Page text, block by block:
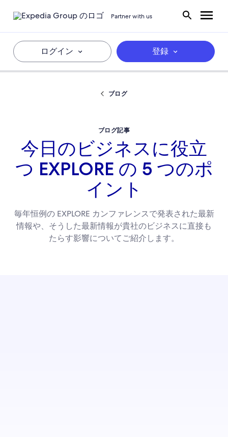
Partner with us
ログイン 登録
ブログ
ブログ記事
今日のビジネスに役立
つ EXPLORE の 5 つのポ
イント
毎年恒例の EXPLORE カンファレンスで発表された最新
情報や、そうした最新情報が貴社のビジネスに直接も
たらす影響についてご紹介します。